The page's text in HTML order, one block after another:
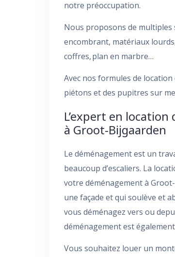
notre préoccupation.
Nous proposons de
encombrant, matériaux
coffres, plan en marbre…
Avec nos formules de
piétons et des pupitres sur
L’expert en
à Groot-Bijgaarden
Le déménagement est un
beaucoup d’escaliers. La
votre déménagement à
une façade et qui soulève et
vous déménagez vers ou
déménagement est
Vous souhaitez louer un